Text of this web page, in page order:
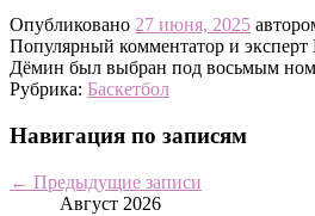
Опубликовано 27 июня, 2025
Популярный комментатор и
Дёмин был выбран под восьмым
Рубрика: Баскетбол
Навигация по записям
← Предыдущие записи
Август 2026